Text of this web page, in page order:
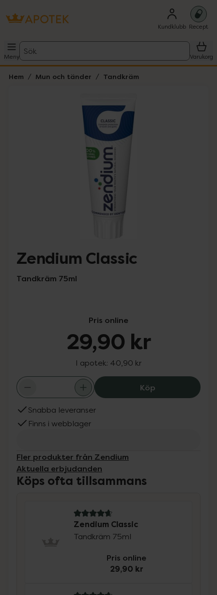
Kundklubb Recept
Meny
Sök
Varukorg
Hem Mun och tänder Tandkräm
Lista: . Innehåller 1 objekt.
Zendium Classic
Tandkräm 75ml
Pris online
29,90 kr
I apotek: 40,90 kr
KöpZendium
Snabba leveranser
Finns i webblager
Fler produkter från Zendium
Aktuella erbjudanden
Köps ofta tillsammans
4.8 av 5 i omdöme
Zendium Classic
Tandkräm 75ml
Pris online
29,90 kr